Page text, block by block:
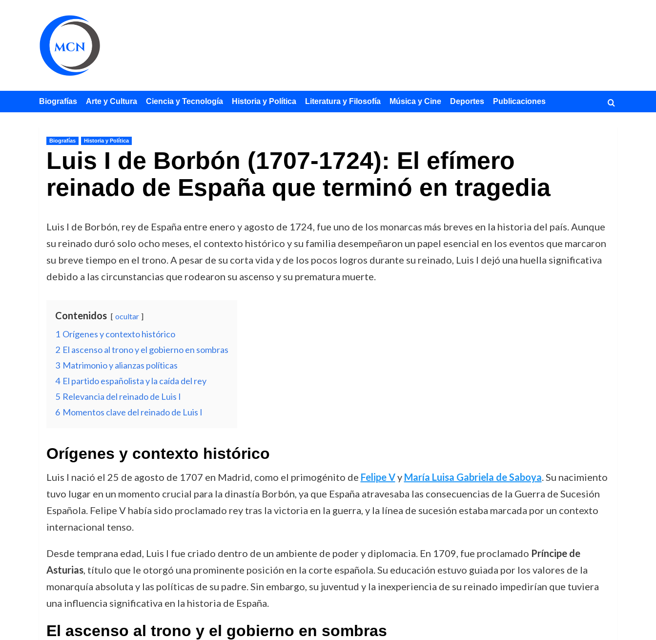
Biografías Arte y Cultura Ciencia y Tecnología Historia y Política Literatura y Filosofía Música y Cine Deportes Publicaciones
Biografías Historia y Política
Luis I de Borbón (1707-1724): El efímero
reinado de España que terminó en tragedia
Luis I de Borbón, rey de España entre enero y agosto de 1724, fue uno de los monarcas más breves en la historia del país. Aunque
su reinado duró solo ocho meses, el contexto histórico y su familia desempeñaron un papel esencial en los eventos que marcaron
su breve tiempo en el trono. A pesar de su corta vida y de los pocos logros durante su reinado, Luis I dejó una huella significativa
debido a las circunstancias que rodearon su ascenso y su prematura muerte.
Contenidos ocultar
1 Orígenes y contexto histórico
2 El ascenso al trono y el gobierno en sombras
3 Matrimonio y alianzas políticas
4 El partido españolista y la caída del rey
5 Relevancia del reinado de Luis I
6 Momentos clave del reinado de Luis I
Orígenes y contexto histórico
Luis I nació el 25 de agosto de 1707 en Madrid, como el primogénito de Felipe Vy María Luisa Gabriela de Saboya. Su nacimiento
tuvo lugar en un momento crucial para la dinastía Borbón, ya que España atravesaba las consecuencias de la Guerra de Sucesión
Española. Felipe V había sido proclamado rey tras la victoria en la guerra, y la línea de sucesión estaba marcada por un contexto
internacional tenso.
Desde temprana edad, Luis I fue criado dentro de un ambiente de poder y diplomacia. En 1709, fue proclamado Príncipe de
Asturias, título que le otorgó una prominente posición en la corte española. Su educación estuvo guiada por los valores de la
monarquía absoluta y las políticas de su padre. Sin embargo, su juventud y la inexperiencia de su reinado impedirían que tuviera
una influencia significativa en la historia de España.
El ascenso al trono y el gobierno en sombras